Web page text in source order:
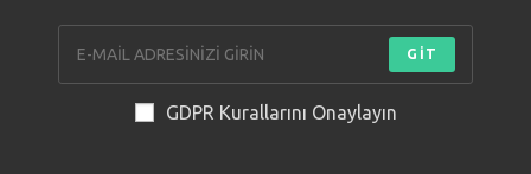
GİT
GDPR Kurallarını Onaylayın